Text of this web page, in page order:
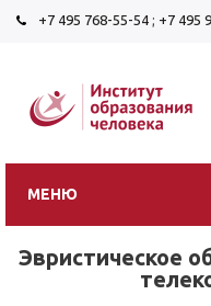
+7 495 768-55-54 ; +7 495
МЕНЮ
Эвристическое